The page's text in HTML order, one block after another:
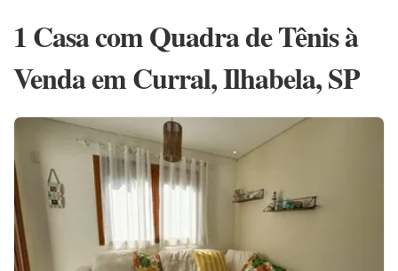
1 Casa com Quadra de Tênis à
Venda em Curral, Ilhabela, SP